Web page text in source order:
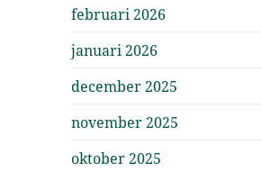
februari 2026
januari 2026
december 2025
november 2025
oktober 2025